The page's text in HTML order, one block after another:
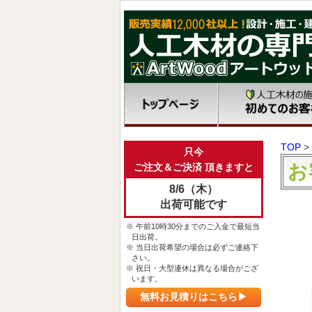
TOP >
只今
ご注文＆ご決済 頂きますと
8/6（木）
出荷可能です
※ 午前10時30分までのご入金で最短当
日出荷。
※ 当日出荷希望の場合は必ずご連絡下
さい。
※ 祝日・大型連休は異なる場合がござ
います。
無料お見積りはこちら▶